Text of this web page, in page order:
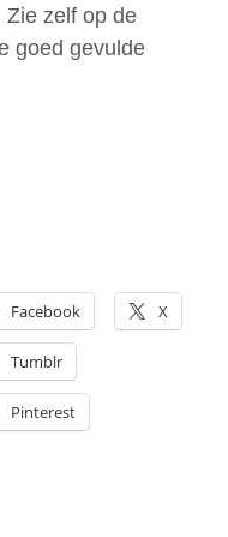
Zie zelf op de
goed gevulde
Facebook X
Tumblr
Pinterest